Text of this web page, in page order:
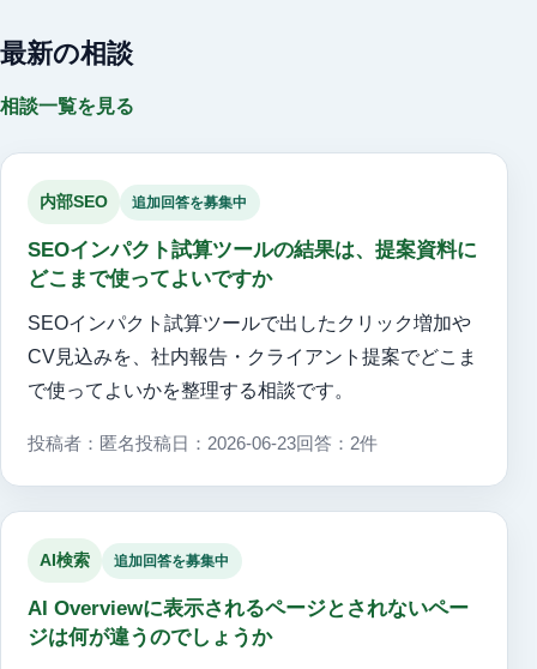
最新の相談
相談一覧を見る
内部SEO 追加回答を募集中
SEOインパクト試算ツールの結果は、提案資料に
どこまで使ってよいですか
SEOインパクト試算ツールで出したクリック増加や
CV見込みを、社内報告・クライアント提案でどこま
で使ってよいかを整理する相談です。
投稿者：匿名投稿日：2026-06-23回答：2件
AI検索 追加回答を募集中
AI Overviewに表示されるページとされないペー
ジは何が違うのでしょうか